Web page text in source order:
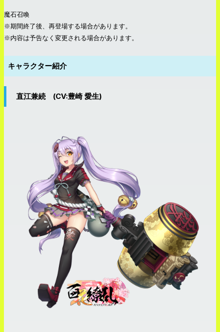
魔石召喚
※期間終了後、再登場する場合があります。
※内容は予告なく変更される場合があります。
キャラクター紹介
直江兼続 (CV:豊崎 愛生)